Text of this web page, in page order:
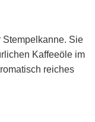
Stempelkanne. Sie
Kaffeeöle im
reiches